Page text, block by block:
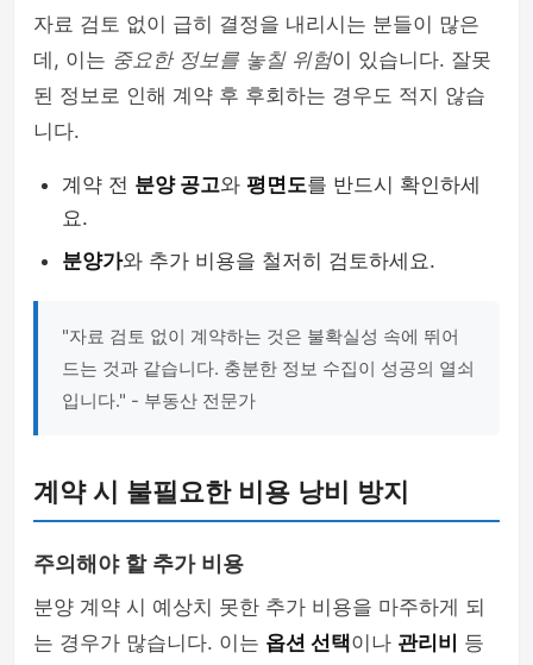
자료 검토 없이 급히 결정을 내리시는 분들이 많은
데, 이는 중요한 정보를 놓칠 위험이 있습니다. 잘못
된 정보로 인해 계약 후 후회하는 경우도 적지 않습
니다.
계약 전 분양 공고와 평면도를 반드시 확인하세
요.
분양가와 추가 비용을 철저히 검토하세요.
"자료 검토 없이 계약하는 것은 불확실성 속에 뛰어
드는 것과 같습니다. 충분한 정보 수집이 성공의 열쇠
입니다." - 부동산 전문가
계약 시 불필요한 비용 낭비 방지
주의해야 할 추가 비용
분양 계약 시 예상치 못한 추가 비용을 마주하게 되
는 경우가 많습니다. 이는 옵션 선택이나 관리비
등